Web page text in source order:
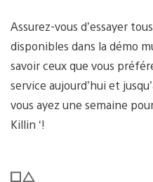
Assurez-vous d’essayer
disponibles dans la démo
savoir ceux que vous
service aujourd’hui et
vous ayez une semaine
Killin ‘!